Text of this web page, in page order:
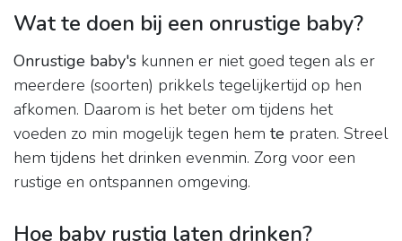
Wat te doen bij een onrustige baby?
Onrustige baby's kunnen er niet goed tegen als er
meerdere (soorten) prikkels tegelijkertijd op hen
afkomen. Daarom is het beter om tijdens het
voeden zo min mogelijk tegen hem te praten. Streel
hem tijdens het drinken evenmin. Zorg voor een
rustige en ontspannen omgeving.
Hoe baby rustig laten drinken?